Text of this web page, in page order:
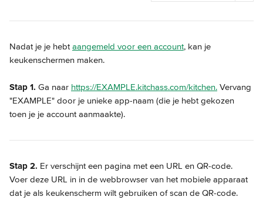
Nadat je je hebt aangemeld voor een account, kan je
keukenschermen maken.
Stap 1. Ga naar https://EXAMPLE.kitchass.com/kitchen. Vervang
"EXAMPLE" door je unieke app-naam (die je hebt gekozen
toen je je account aanmaakte).
Stap 2. Er verschijnt een pagina met een URL en QR-code.
Voer deze URL in in de webbrowser van het mobiele apparaat
dat je als keukenscherm wilt gebruiken of scan de QR-code.